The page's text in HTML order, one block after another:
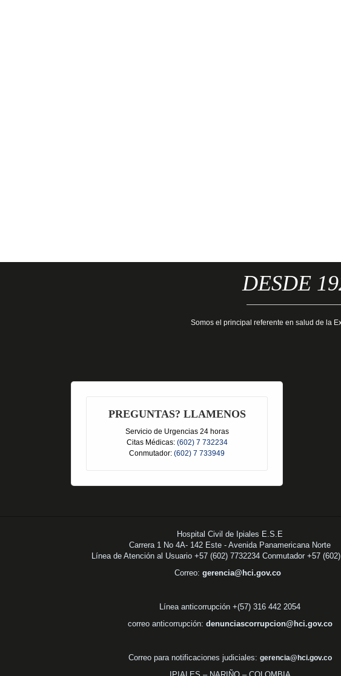
DESDE
Somos el principal referente en salud de la
PREGUNTAS? LLAMENOS
Servicio de Urgencias 24 horas
Citas Médicas: (602) 7 732234
Conmutador: (602) 7 733949
Hospital Civil de Ipiales E.S.E
Carrera 1 No 4A- 142 Este - Avenida Panamericana Norte
Línea de Atención al Usuario +57 (602) 7732234 Conmutador +57
Correo: gerencia@hci.gov.co
Línea anticorrupción +(57) 316 442 2054
correo anticorrupción: denunciascorrupcion@hci.gov.co
Correo para notificaciones judiciales: gerencia@hci.gov.co